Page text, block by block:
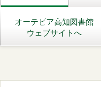
オーテピア高知図書館
ウェブサイトへ